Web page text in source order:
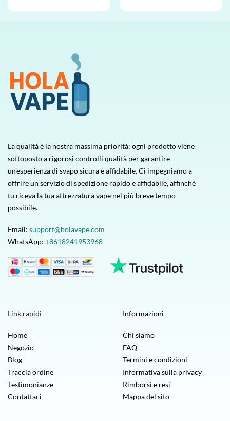
La qualità è la nostra massima priorità: ogni prodotto viene
sottoposto a rigorosi controlli qualità per garantire
un'esperienza di svapo sicura e affidabile. Ci impegniamo a
offrire un servizio di spedizione rapido e affidabile, affinché
tu riceva la tua attrezzatura vape nel più breve tempo
possibile.
Email: support@holavape.com
WhatsApp: +8618241953968
Link rapidi
Home
Negozio
Blog
Traccia ordine
Testimonianze
Contattaci
Informazioni
Chi siamo
FAQ
Termini e condizioni
Informativa sulla privacy
Rimborsi e resi
Mappa del sito